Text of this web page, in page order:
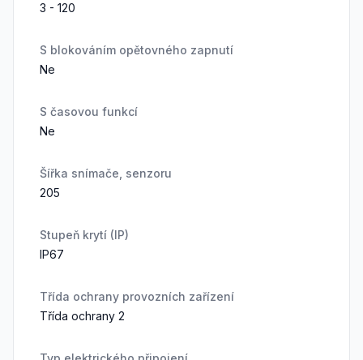
3 - 120
S blokováním opětovného zapnutí
Ne
S časovou funkcí
Ne
Šířka snímače, senzoru
205
Stupeň krytí (IP)
IP67
Třída ochrany provozních zařízení
Třída ochrany 2